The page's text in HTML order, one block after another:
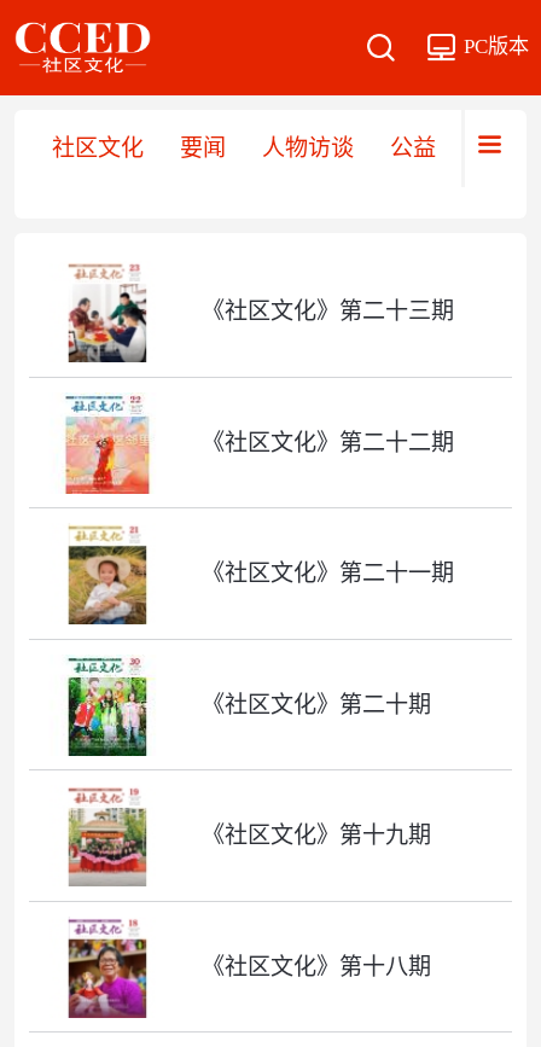
PC版本
社区文化 要闻 人物访谈 公益 文旅
《社区文化》第二十三期
《社区文化》第二十二期
《社区文化》第二十一期
《社区文化》第二十期
《社区文化》第十九期
《社区文化》第十八期